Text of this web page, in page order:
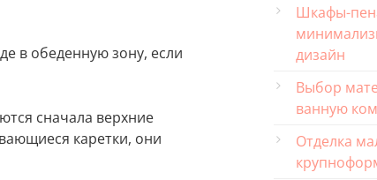
в обеденную зону, если
сначала верхние
каретки, они
Шкафы-
дизайн
Выбор
ванную
Отделка